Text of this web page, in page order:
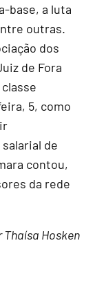
base, a luta
outras.
dos
de Fora
classe
5, como
de
contou,
da rede
Thaísa Hosken